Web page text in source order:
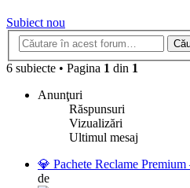
Subiect nou
6 subiecte • Pagina 1 din 1
Anunţuri
Răspunsuri
Vizualizări
Ultimul mesaj
💎 Pachete Reclame
de